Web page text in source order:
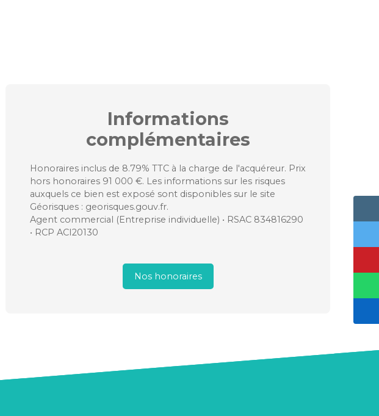
Informations
complémentaires
Honoraires inclus de 8.79% TTC à la charge de l'acquéreur. Prix
hors honoraires 91 000 €. Les informations sur les risques
auxquels ce bien est exposé sont disponibles sur le site
Géorisques : georisques.gouv.fr.
Agent commercial (Entreprise individuelle) • RSAC 834816290
• RCP ACI20130
Nos honoraires